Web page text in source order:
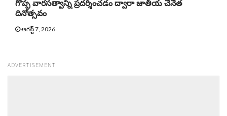
గొప్ప వారసత్వాన్ని ప్రదర్శించడం ద్వారా జాతీయ చేనేత
దినోత్సవం
ఆగస్ట్ 7, 2026
ADVERTISEMENT